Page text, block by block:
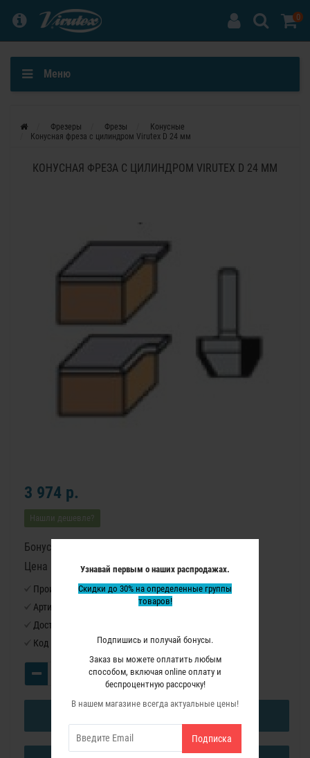
Узнавай первым о наших распродажах.
Скидки до 30% на определенные группы
товаров!
Подпишись и получай бонусы.
Заказ вы можете оплатить любым
способом, включая online оплату и
беспроцентную рассрочку!
В нашем магазине всегда актуальные цены!
Подписка
0
Меню
Фрезеры Фрезы
Конусные
Конусная фреза с цилиндром Virutex D 24 мм
КОНУСНАЯ ФРЕЗА С ЦИЛИНДРОМ VIRUTEX D 24 ММ
3 974 р.
Нашли дешевле?
Бонусные баллы: 50
Цена в бонусных баллах: 3310
Производитель: Virutex
Артикул:
Доступность:
Код товара: 1140021